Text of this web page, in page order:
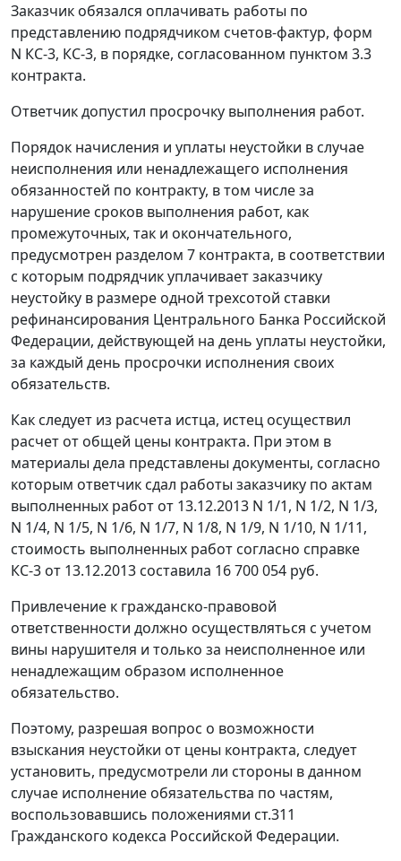
Заказчик обязался оплачивать работы по
представлению подрядчиком счетов-фактур, форм
N КС-3, КС-3, в порядке, согласованном пунктом 3.3
контракта.
Ответчик допустил просрочку выполнения работ.
Порядок начисления и уплаты неустойки в случае
неисполнения или ненадлежащего исполнения
обязанностей по контракту, в том числе за
нарушение сроков выполнения работ, как
промежуточных, так и окончательного,
предусмотрен разделом 7 контракта, в соответствии
с которым подрядчик уплачивает заказчику
неустойку в размере одной трехсотой ставки
рефинансирования Центрального Банка Российской
Федерации, действующей на день уплаты неустойки,
за каждый день просрочки исполнения своих
обязательств.
Как следует из расчета истца, истец осуществил
расчет от общей цены контракта. При этом в
материалы дела представлены документы, согласно
которым ответчик сдал работы заказчику по актам
выполненных работ от 13.12.2013 N 1/1, N 1/2, N 1/3,
N 1/4, N 1/5, N 1/6, N 1/7, N 1/8, N 1/9, N 1/10, N 1/11,
стоимость выполненных работ согласно справке
КС-3 от 13.12.2013 составила 16 700 054 руб.
Привлечение к гражданско-правовой
ответственности должно осуществляться с учетом
вины нарушителя и только за неисполненное или
ненадлежащим образом исполненное
обязательство.
Поэтому, разрешая вопрос о возможности
взыскания неустойки от цены контракта, следует
установить, предусмотрели ли стороны в данном
случае исполнение обязательства по частям,
воспользовавшись положениями ст.311
Гражданского кодекса Российской Федерации.